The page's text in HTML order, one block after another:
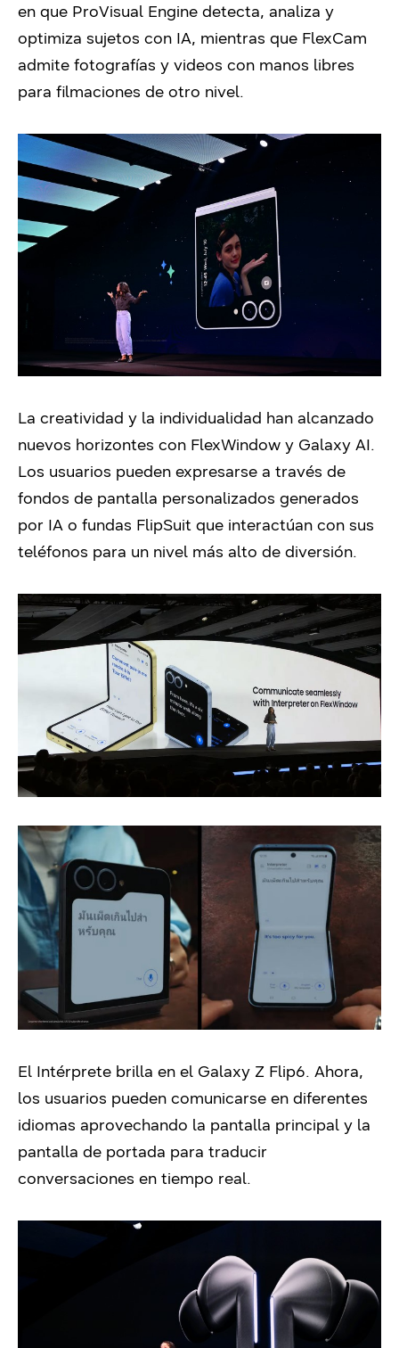
en que ProVisual Engine detecta, analiza y
optimiza sujetos con IA, mientras que FlexCam
admite fotografías y videos con manos libres
para filmaciones de otro nivel.
La creatividad y la individualidad han alcanzado
nuevos horizontes con FlexWindow y Galaxy AI.
Los usuarios pueden expresarse a través de
fondos de pantalla personalizados generados
por IA o fundas FlipSuit que interactúan con sus
teléfonos para un nivel más alto de diversión.
El Intérprete brilla en el Galaxy Z Flip6. Ahora,
los usuarios pueden comunicarse en diferentes
idiomas aprovechando la pantalla principal y la
pantalla de portada para traducir
conversaciones en tiempo real.